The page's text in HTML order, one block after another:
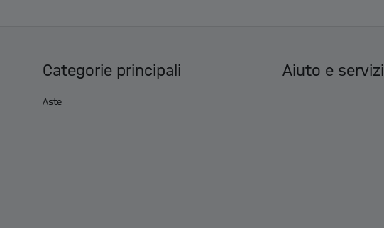
Categorie principali
Aste
Aiuto e servizi